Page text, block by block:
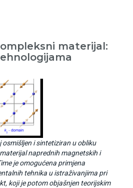
materijal:
osmišljen i sintetiziran u obliku
naprednih magnetskih i
je omogućena primjena
tehnika u istraživanjima pri
koji je potom objašnjen teorijskim